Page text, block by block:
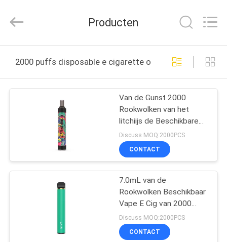
PRODUCTEN
ONGEVEER
ONS
KWALITEITSCONTROLE
Developed
Producten
2000 puffs disposable e cigarette online fabricage
Van de Gunst 2000
Rookwolken van het
litchiijs de Beschikbare
Elektronische Sigaret
650mAh 1.6omh
Discuss MOQ:2000PCS
CONTACT
7.0mL van de
Rookwolken Beschikbaar
Vape E Cig van 2000
Koel de Muntaroma
1500mAh
Discuss MOQ:2000PCS
CONTACT